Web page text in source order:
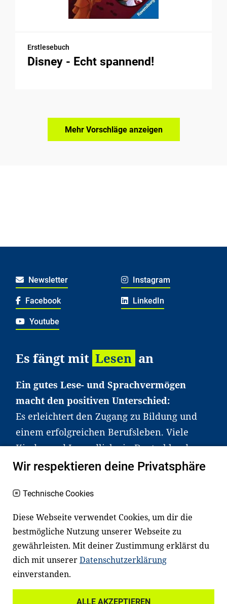
Erstlesebuch
Disney - Echt spannend!
Mehr Vorschläge anzeigen
Newsletter Instagram
Facebook LinkedIn
Youtube
Es fängt mit Lesen an
Ein gutes Lese- und Sprachvermögen
macht den positiven Unterschied:
Es erleichtert den Zugang zu Bildung und
einem erfolgreichen Berufsleben. Viele
Kinder und Jugendliche in Deutschland
haben aber große Schwierigkeiten dabei.
an Familien sowie an Erzieher*innen,
Lehrer*innen und andere
Fachexpert*innen. Dafür arbeiten wir eng
mit Ministerien, wissenschaftlichen
Einrichtungen, Verbänden, Unternehmen
und anderen Stiftungen zusammen.
Wir respektieren deine Privatsphäre
Technische Cookies
Diese Webseite verwendet Cookies, um dir die
bestmögliche Nutzung unserer Webseite zu
gewährleisten. Mit deiner Zustimmung erklärst du
dich mit unsererDatenschutzerklärung
einverstanden.
ALLE AKZEPTIEREN